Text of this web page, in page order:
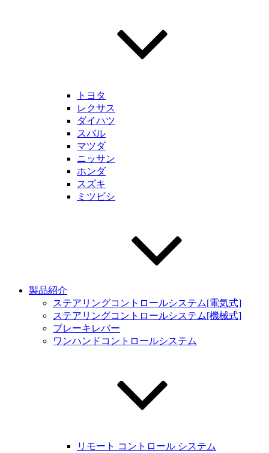
トヨタ
レクサス
ダイハツ
スバル
マツダ
ニッサン
ホンダ
スズキ
ミツビシ
製品紹介
ステアリングコントロールシステム[電気式]
ステアリングコントロールシステム[機械式]
ブレーキレバー
ワンハンドコントロールシステム
リモート コントロール システム